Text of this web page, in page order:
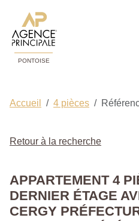
PONTOISE
Accueil 4 pièces
Retour à la recherche
APPARTEMENT 4
DERNIER ÉTAGE
CERGY